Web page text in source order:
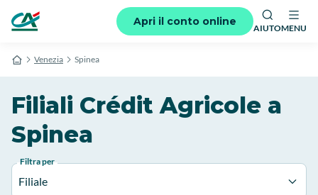
Apri il conto online
AIUTOMENU
Venezia Spinea
Filiali Crédit Agricole a
Spinea
Filtra per
Filiale